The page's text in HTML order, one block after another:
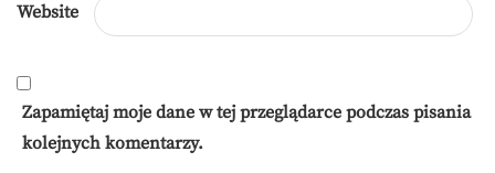
Website
Zapamiętaj moje dane w tej przeglądarce podczas pisania
kolejnych komentarzy.